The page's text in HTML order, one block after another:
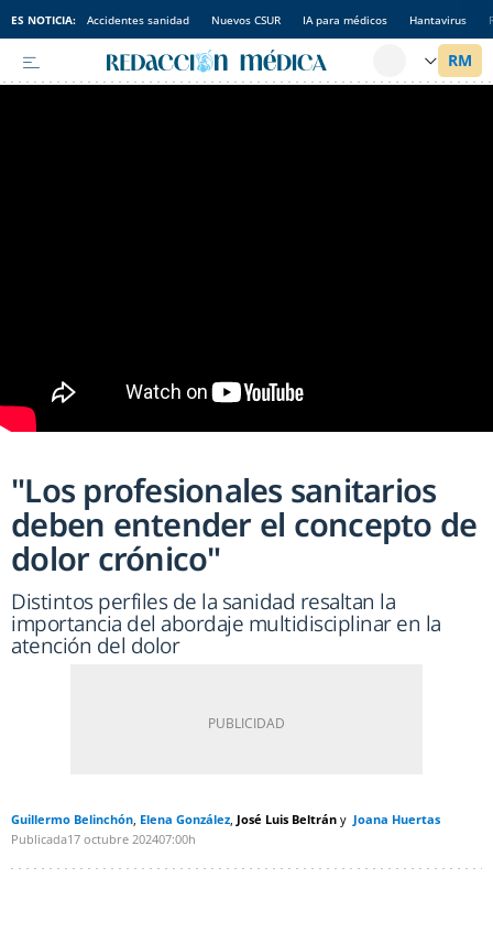
ES NOTICIA: Accidentes sanidad Nuevos CSUR IA para médicos Hantavirus
"Los profesionales sanitarios
deben entender el concepto de
dolor crónico"
Distintos perfiles de la sanidad resaltan la
importancia del abordaje multidisciplinar en la
atención del dolor
Guillermo Belinchón Elena González José Luis Beltrán
Joana Huertas
Publicada17 octubre 202407:00h